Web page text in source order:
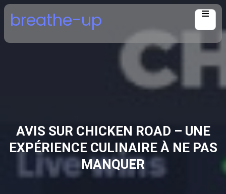
Skip
content
breathe-up
AVIS SUR CHICKEN ROAD – UNE
EXPÉRIENCE CULINAIRE À NE PAS
MANQUER